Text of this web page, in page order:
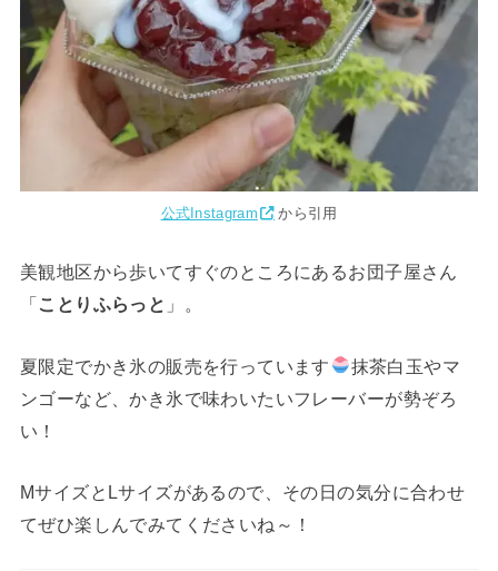
公式Instagram から引用
美観地区から歩いてすぐのところにあるお団子屋さん
「 ことりふらっと 」。
夏限定でかき氷の販売を行っています
抹茶白玉やマ
ンゴーなど、かき氷で味わいたいフレーバーが勢ぞろ
い！
MサイズとLサイズがあるので、その日の気分に合わせ
てぜひ楽しんでみてくださいね～！